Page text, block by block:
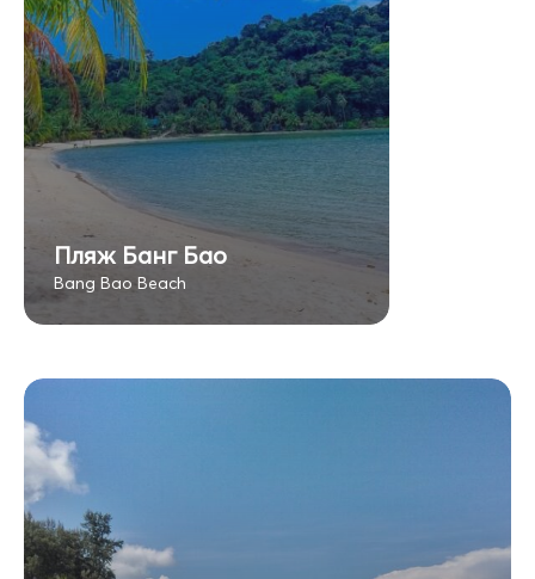
Пляж Банг Бао
Bang Bao Beach